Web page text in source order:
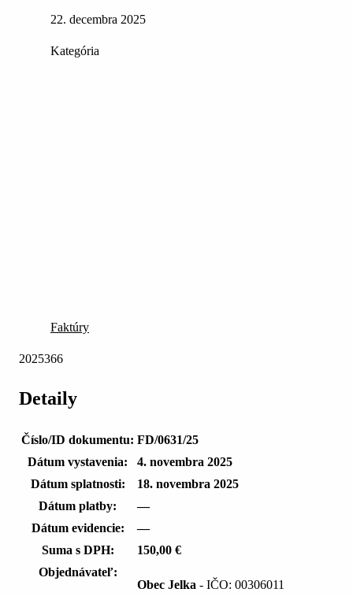
22. decembra 2025
Kategória
Faktúry
2025366
Detaily
Číslo/ID dokumentu: FD/0631/25
Dátum vystavenia:
4. novembra 2025
Dátum splatnosti:
18. novembra 2025
Dátum platby:
—
Dátum evidencie:
—
Suma s DPH:
150,00 €
Objednávateľ:
Obec Jelka - IČO: 00306011